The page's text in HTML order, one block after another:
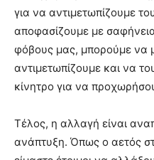
για να αντιμετωπίζουμε
αποφασίζουμε με
φόβους μας, μπορούμε να
αντιμετωπίζουμε και να
κίνητρο για να
Τέλος, η αλλαγή είναι
ανάπτυξη. Όπως ο αετός